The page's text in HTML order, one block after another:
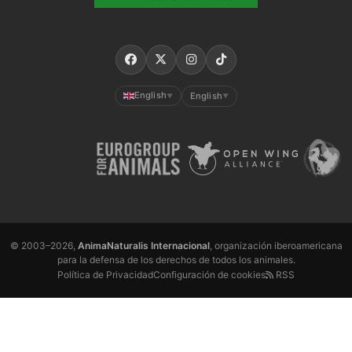
English ▼ English ▼
© 2003–2026, AnimaNaturalis Internacional, organización iberoamericana
para la defensa de los derechos de todos los animales.
Política de PrivacidadConfiguración de cookies RSS